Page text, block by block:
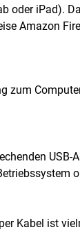
oder iPad).
Amazon
zum
Kabel ist